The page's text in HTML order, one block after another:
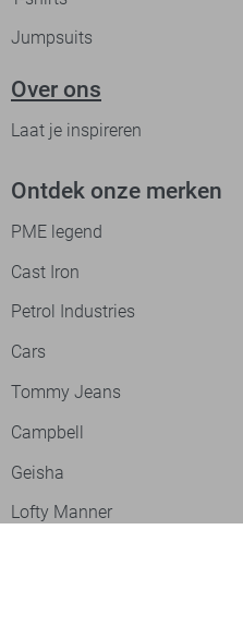
Jumpsuits
Over ons
Laat je inspireren
Ontdek onze merken
PME legend
Cast Iron
Petrol Industries
Cars
Tommy Jeans
Campbell
Geisha
Lofty Manner